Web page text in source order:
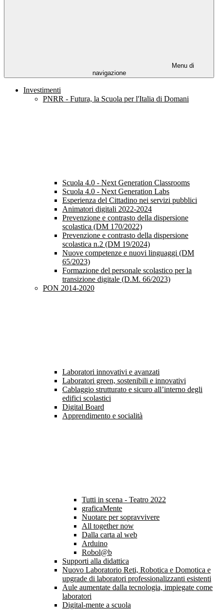
Menu di
navigazione
Investimenti
PNRR - Futura, la Scuola per l'Italia di Domani
Scuola 4.0 - Next Generation Classrooms
Scuola 4.0 - Next Generation Labs
Esperienza del Cittadino nei servizi pubblici
Animatori digitali 2022-2024
Prevenzione e contrasto della dispersione
scolastica (DM 170/2022)
Prevenzione e contrasto della dispersione
scolastica n.2 (DM 19/2024)
Nuove competenze e nuovi linguaggi (DM
65/2023)
Formazione del personale scolastico per la
transizione digitale (D.M. 66/2023)
PON 2014-2020
Laboratori innovativi e avanzati
Laboratori green, sostenibili e innovativi
Cablaggio strutturato e sicuro all’interno degli
edifici scolastici
Digital Board
Apprendimento e socialità
Tutti in scena - Teatro 2022
graficaMente
Nuotare per sopravvivere
All together now
Dalla carta al web
Arduino
Robol@b
Supporti alla didattica
Nuovo Laboratorio Reti, Robotica e Domotica e
upgrade di laboratori professionalizzanti esistenti
Aule aumentate dalla tecnologia, impiegate come
laboratori
Digital-mente a scuola